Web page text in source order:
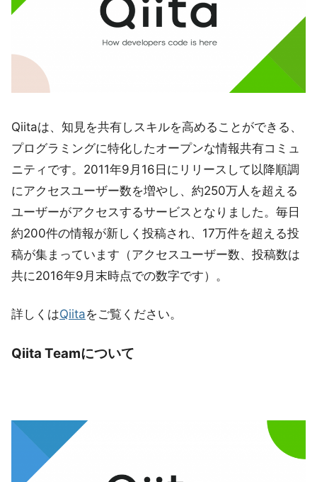
Qiitaは、知見を共有しスキルを高めることができる、
プログラミングに特化したオープンな情報共有コミュ
ニティです。2011年9月16日にリリースして以降順調
にアクセスユーザー数を増やし、約250万人を超える
ユーザーがアクセスするサービスとなりました。毎日
約200件の情報が新しく投稿され、17万件を超える投
稿が集まっています（アクセスユーザー数、投稿数は
共に2016年9月末時点での数字です）。
詳しくはQiitaをご覧ください。
Qiita Teamについて